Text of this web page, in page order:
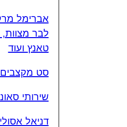
אברימל
לבר
טאנץ ועוד
סט מקצבים
שירותי
דניאל